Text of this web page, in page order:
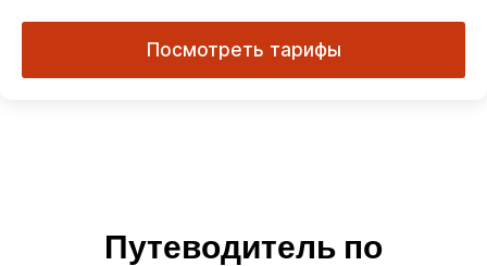
Посмотреть тарифы
Путеводитель по